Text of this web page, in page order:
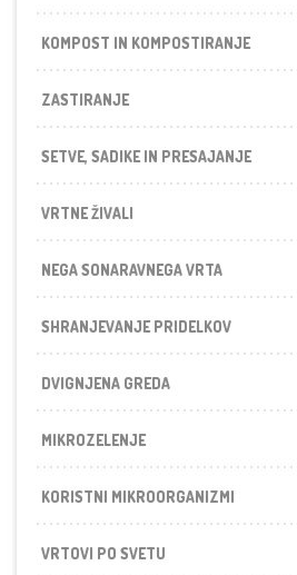
KOMPOST IN KOMPOSTIRANJE
ZASTIRANJE
SETVE, SADIKE IN PRESAJANJE
VRTNE ŽIVALI
NEGA SONARAVNEGA VRTA
SHRANJEVANJE PRIDELKOV
DVIGNJENA GREDA
MIKROZELENJE
KORISTNI MIKROORGANIZMI
VRTOVI PO SVETU